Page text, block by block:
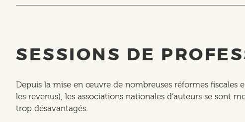
SESSIONS DE
Depuis la mise en œuvre de nombreuses réformes fiscales
les revenus), les associations nationales d’auteurs se sont
trop désavantagés.